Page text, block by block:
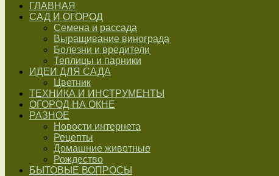
ГЛАВНАЯ
САД И ОГОРОД
Семена и рассада
Выращивание винограда
Болезни и вредители
Теплицы и парники
ИДЕИ ДЛЯ САДА
Цветник
ТЕХНИКА И ИНСТРУМЕНТЫ
ОГОРОД НА ОКНЕ
РАЗНОЕ
Новости интернета
Рецепты
Домашние животные
Рождество
БЫТОВЫЕ ВОПРОСЫ